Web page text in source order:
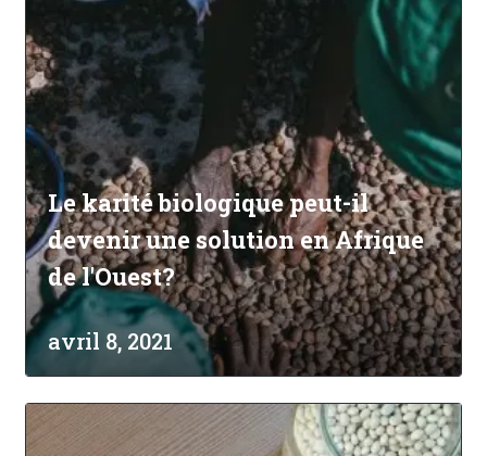
Le karité biologique peut-il
devenir une solution en Afrique
de l'Ouest?
avril 8, 2021